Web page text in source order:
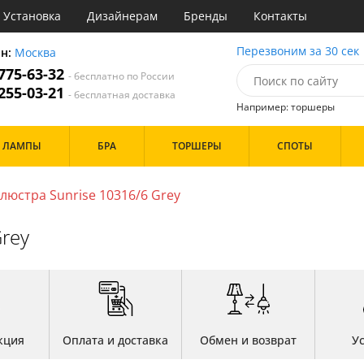
Установка Дизайнерам Бренды Контакты
Москва
63-32- бесплатно по России
03-21- бесплатная доставка
Перезвоним за 30 сек
Например: торшеры
Особенности
ЛАМПЫ БРА ТОРШЕРЫ СПОТЫ
Sunrise 10316/6 Grey
Оплата и доставка Обмен и возврат